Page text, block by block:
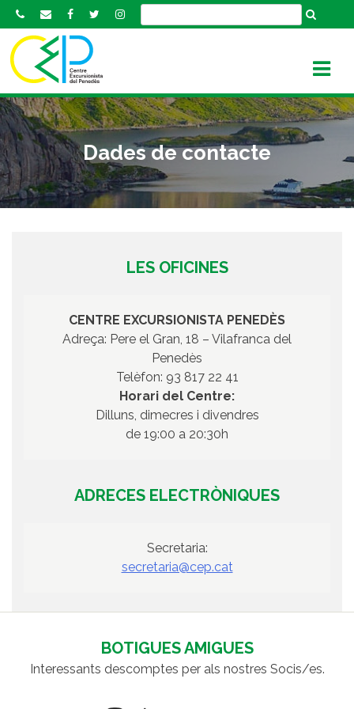
k
o
c
o
n
t
e
Dades de contacte
LES OFICINES
CENTRE EXCURSIONISTA PENEDÈS
Adreça: Pere el Gran, 18 – Vilafranca del
Penedès
Telèfon: 93 817 22 41
Horari del Centre:
Dilluns, dimecres i divendres
de 19:00 a 20:30h
ADRECES ELECTRÒNIQUES
Secretaria:
secretaria@cep.cat
BOTIGUES AMIGUES
Interessants descomptes per als nostres Socis/es.